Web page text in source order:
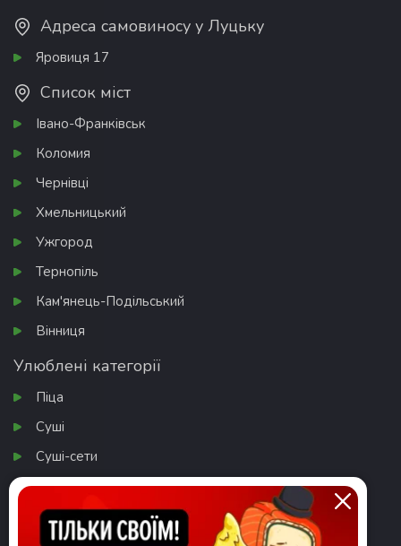
Адреса самовиносу у Луцьку
Яровиця 17
Список міст
Івано-Франківськ
Коломия
Чернівці
Хмельницький
Ужгород
Тернопіль
Кам'янець-Подільський
Вінниця
Улюблені категорії
Піца
Суші
Суші-сети
Бургери
Салати